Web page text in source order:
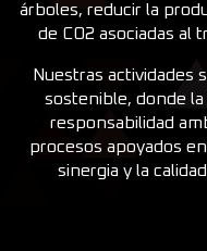
árboles, reducir la
de CO2 asociadas
Nuestras actividades
sostenible, donde la
responsabilidad
procesos apoyados
sinergia y la